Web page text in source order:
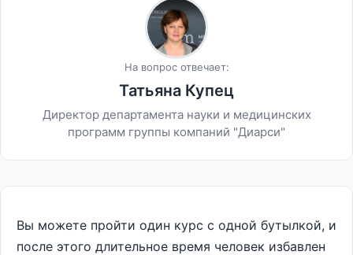
На вопрос отвечает:
Татьяна Купец
Директор департамента науки и медицинских
программ группы компаний "Диарси"
Вы можете пройти один курс с одной бутылкой, и
после этого длительное время человек избавлен